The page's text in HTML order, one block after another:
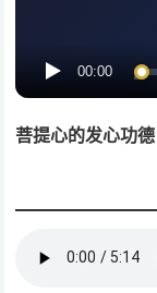
00:00
菩提心的发心功德